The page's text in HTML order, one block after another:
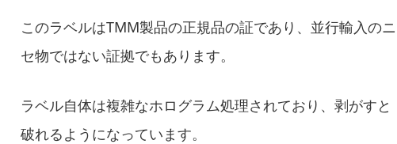
このラベルはTMM製品の正規品の証であり、並行輸入のニ
セ物ではない証拠でもあります。
ラベル自体は複雑なホログラム処理されており、剥がすと
破れるようになっています。